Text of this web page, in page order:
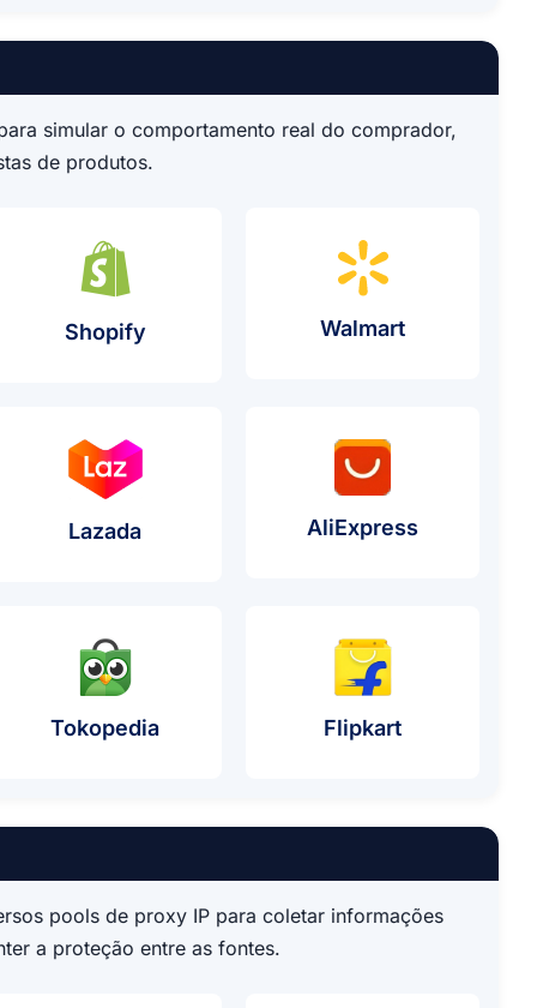
simular o comportamento real do comprador,
de produtos.
De Proxy
ShopifyCaso De Uso De Proxy
WalmartCaso De
De Proxy
LazadaCaso De Uso De Proxy
AliExpress
Uso De Proxy
TokopediaCaso De Uso De Proxy
FlipkartCaso De
pools de proxy IP para coletar informações
a proteção entre as fontes.